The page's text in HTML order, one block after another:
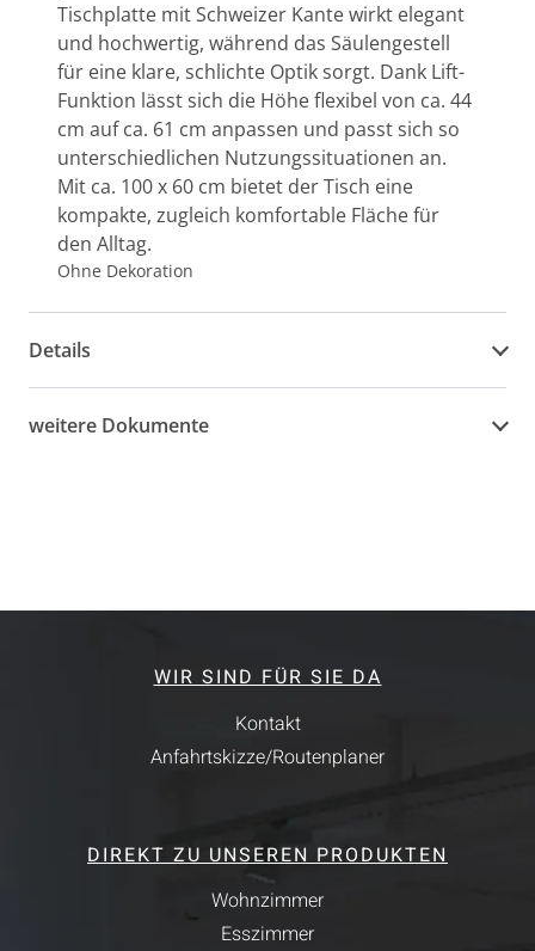
Tischplatte mit Schweizer Kante wirkt elegant
und hochwertig, während das Säulengestell
für eine klare, schlichte Optik sorgt. Dank Lift-
Funktion lässt sich die Höhe flexibel von ca. 44
cm auf ca. 61 cm anpassen und passt sich so
unterschiedlichen Nutzungssituationen an.
Mit ca. 100 x 60 cm bietet der Tisch eine
kompakte, zugleich komfortable Fläche für
den Alltag.
Ohne Dekoration
Details
weitere Dokumente
WIR SIND FÜR SIE DA
Kontakt
Anfahrtskizze/Routenplaner
DIREKT ZU UNSEREN PRODUKTEN
Wohnzimmer
Esszimmer